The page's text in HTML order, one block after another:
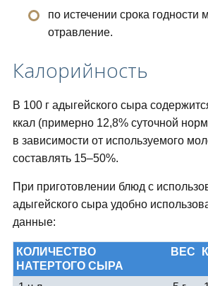
по истечении срока годности
отравление.
Калорийность
В 100 г адыгейского сыра
ккал (примерно 12,8% суточной
в зависимости от используемого
составлять 15–50%.
При приготовлении блюд с
адыгейского сыра удобно
данные:
КОЛИЧЕСТВО
НАТЕРТОГО СЫРА
ВЕС